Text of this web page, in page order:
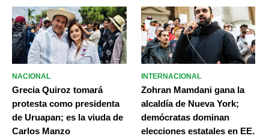
NACIONAL
Grecia Quiroz tomará
protesta como presidenta
de Uruapan; es la viuda de
Carlos Manzo
INTERNACIONAL
Zohran Mamdani gana la
alcaldía de Nueva York;
demócratas dominan
elecciones estatales en EE.